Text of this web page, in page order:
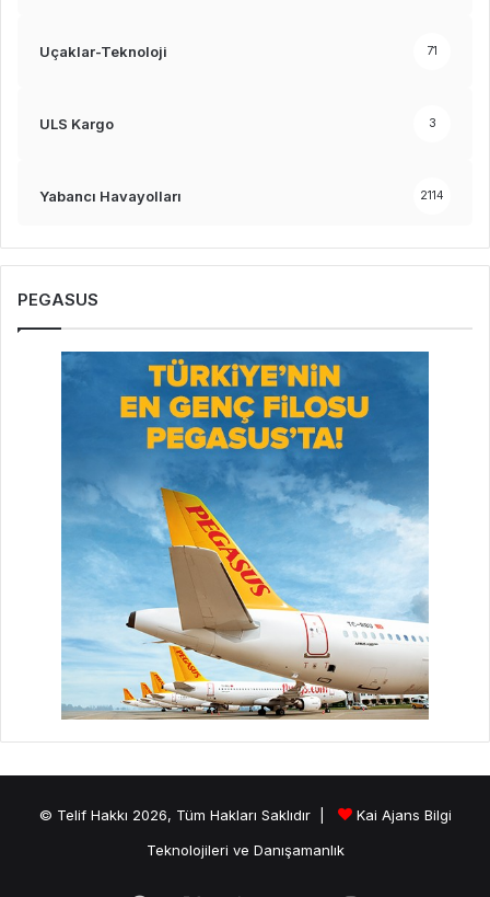
Uçaklar-Teknoloji 71
ULS Kargo 3
Yabancı Havayolları 2114
PEGASUS
© Telif Hakkı 2026, Tüm Hakları Saklıdır |
Kai Ajans Bilgi
Teknolojileri ve Danışamanlık